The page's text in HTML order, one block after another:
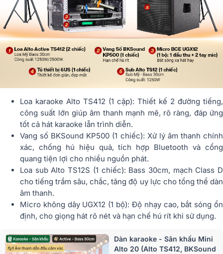
Loa karaoke Alto TS412 (1 cặp): Thiết kế 2 đường tiếng,
công suất lớn giúp âm thanh mạnh mẽ, rõ ràng, đáp ứng
tốt cả hát karaoke lẫn trình diễn.
Vang số BKSound KP500 (1 chiếc): Xử lý âm thanh chính
xác, chống hú hiệu quả, tích hợp Bluetooth và cổng
quang tiện lợi cho nhiều nguồn phát.
Loa sub Alto TS12S (1 chiếc): Bass 30cm, mạch Class D
cho tiếng trầm sâu, chắc, tăng độ uy lực cho tổng thể dàn
âm thanh.
Micro không dây UGX12 (1 bộ): Độ nhạy cao, bắt sóng ổn
định, cho giọng hát rõ nét và hạn chế hú rít khi sử dụng.
Dàn karaoke - Sân khấu Mini
Alto 20 (Alto TS412, BKSound